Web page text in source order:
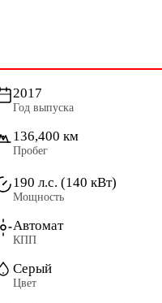
2017
Год выпуска
136,400 км
Пробег
190 л.с. (140 кВт)
Мощность
Автомат
КПП
Серый
Цвет